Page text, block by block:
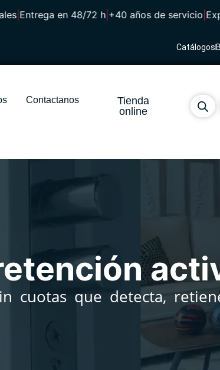
Entrega en 48/72 h|+40 años de servicio|
Catálogos
Contactanos
Tienda
online
cuotas que detecta,